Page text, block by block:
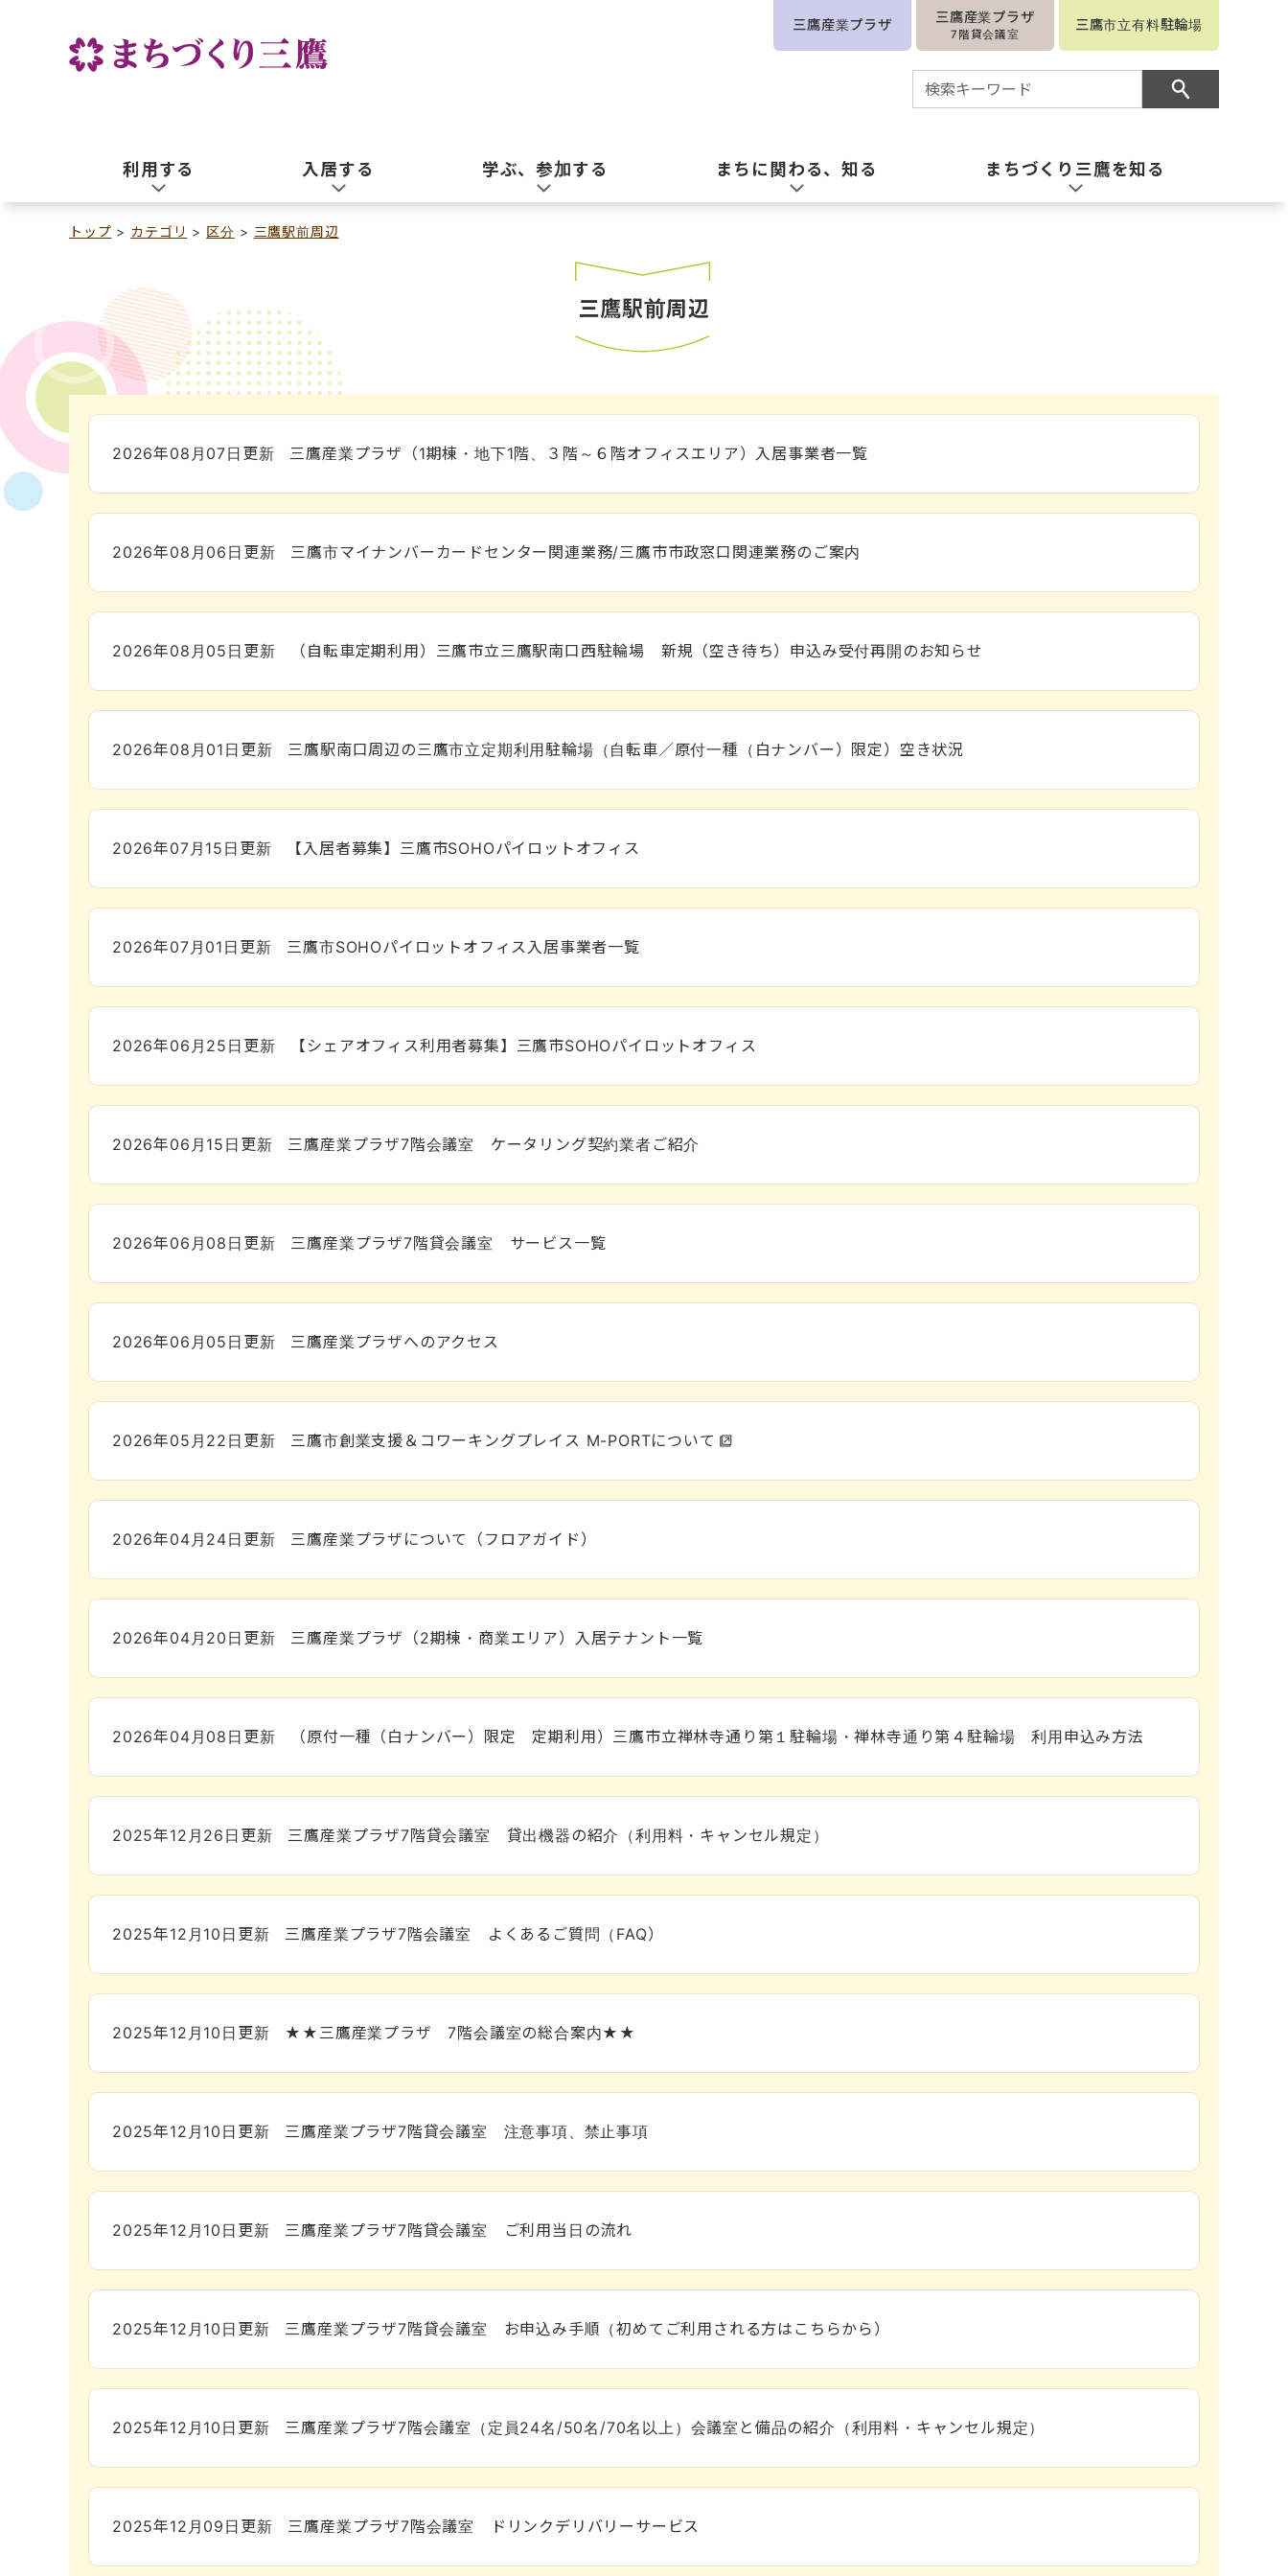
三鷹産業プラザ 三鷹産業プラザ
7階貸会議室
三鷹市立有料駐輪場
利用する 入居する 学ぶ、参加する まちに関わる、知る まちづくり三鷹を知る
トップ カテゴリ 区分 三鷹駅前周辺
三鷹駅前周辺
2026年08月07日 更新 三鷹産業プラザ（1期棟・地下1階、３階～６階オフィスエリア）入居事業者一覧
2026年08月06日 更新 三鷹市マイナンバーカードセンター関連業務/三鷹市市政窓口関連業務のご案内
2026年08月05日 更新 （自転車定期利用）三鷹市立三鷹駅南口西駐輪場 新規（空き待ち）申込み受付再開のお知らせ
2026年08月01日 更新 三鷹駅南口周辺の三鷹市立定期利用駐輪場（自転車／原付一種（白ナンバー）限定）空き状況
2026年07月15日 更新 【入居者募集】三鷹市SOHOパイロットオフィス
2026年07月01日 更新 三鷹市SOHOパイロットオフィス入居事業者一覧
2026年06月25日 更新 【シェアオフィス利用者募集】三鷹市SOHOパイロットオフィス
2026年06月15日 更新 三鷹産業プラザ7階会議室 ケータリング契約業者ご紹介
2026年06月08日 更新 三鷹産業プラザ7階貸会議室 サービス一覧
2026年06月05日 更新 三鷹産業プラザへのアクセス
2026年05月22日 更新 三鷹市創業支援＆コワーキングプレイス M-PORTについて
2026年04月24日 更新 三鷹産業プラザについて（フロアガイド）
2026年04月20日 更新 三鷹産業プラザ（2期棟・商業エリア）入居テナント一覧
2026年04月08日 更新 （原付一種（白ナンバー）限定 定期利用）三鷹市立禅林寺通り第１駐輪場・禅林寺通り第４駐輪場 利用申込み方法
2025年12月26日 更新 三鷹産業プラザ7階貸会議室 貸出機器の紹介（利用料・キャンセル規定）
2025年12月10日 更新 三鷹産業プラザ7階会議室 よくあるご質問（FAQ）
2025年12月10日 更新 ★★三鷹産業プラザ 7階会議室の総合案内★★
2025年12月10日 更新 三鷹産業プラザ7階貸会議室 注意事項、禁止事項
2025年12月10日 更新 三鷹産業プラザ7階貸会議室 ご利用当日の流れ
2025年12月10日 更新 三鷹産業プラザ7階貸会議室 お申込み手順（初めてご利用される方はこちらから）
2025年12月10日 更新 三鷹産業プラザ7階会議室（定員24名/50名/70名以上）会議室と備品の紹介（利用料・キャンセル規定）
2025年12月09日 更新 三鷹産業プラザ7階会議室 ドリンクデリバリーサービス